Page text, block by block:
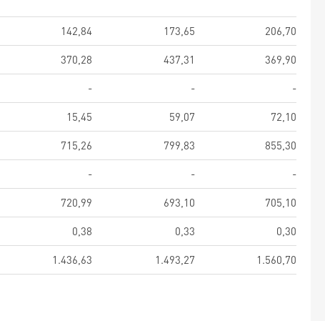
142,84 173,65
206,70
370,28 437,31
369,90
- -
-
15,45 59,07
72,10
715,26 799,83
855,30
- -
-
720,99 693,10
705,10
0,38 0,33
0,30
1.436,63 1.493,27 1.560,70